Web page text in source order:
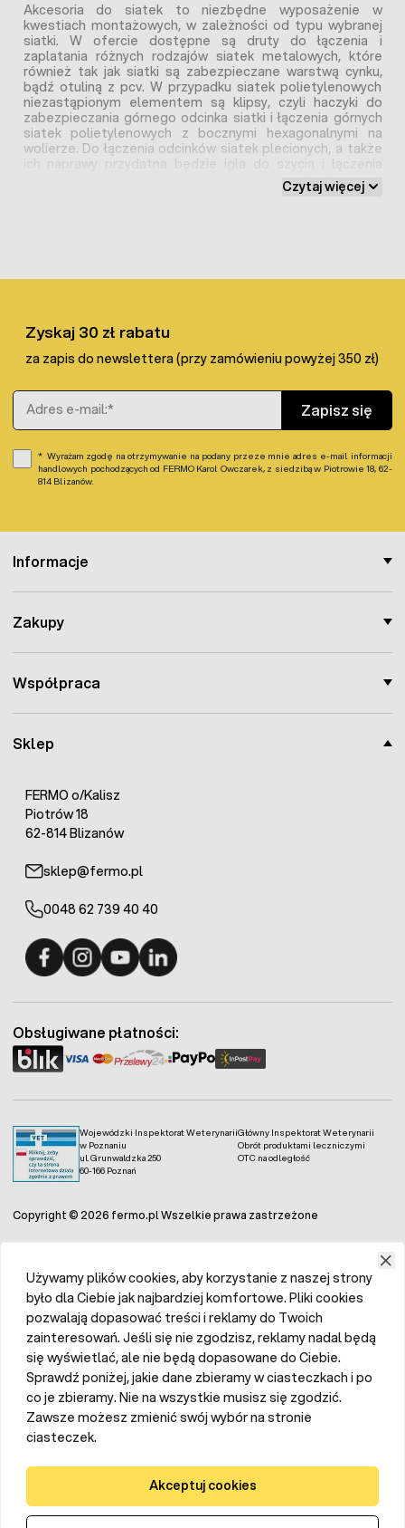
Akcesoria do siatek to niezbędne wyposażenie w
kwestiach montażowych, w zależności od typu wybranej
siatki. W ofercie dostępne są druty do łączenia i
zaplatania różnych rodzajów siatek metalowych, które
również tak jak siatki są zabezpieczane warstwą cynku,
bądź otuliną z pcv. W przypadku siatek polietylenowych
niezastąpionym elementem są klipsy, czyli haczyki do
zabezpieczania górnego odcinka siatki i łączenia górnych
siatek polietylenowych z bocznymi hexagonalnymi na
wolierze. Do łączenia odcinków siatek plecionych, a także
ich naprawy przydatna będzie igła do szycia i łączenia
siatek, a do mocowania siatek niezastąpione są
Czytaj więcej
Sklep
FERMO o/Kalisz
Piotrów 18
62-814 Blizanów
sklep@fermo.pl
0048 62 739 40 40
Informacje
Zakupy
Współpraca
Zyskaj 30 zł rabatu
za zapis do newslettera (przy zamówieniu powyżej 350 zł)
Adres e-mail
Zapisz się
Wyrażam zgodę na otrzymywanie na podany przeze mnie adres e-mail informacji
handlowych pochodzących od FERMO Karol Owczarek, z siedzibą w Piotrowie 18, 62-
814 Blizanów.
Wojewódzki Inspektorat Weterynarii
w Poznaniu
ul. Grunwaldzka 250
60-166 Poznań
Główny Inspektorat Weterynarii
Obrót produktami leczniczymi
OTC na odległość
Obsługiwane płatności:
Copyright © 2026 fermo.pl Wszelkie prawa zastrzeżone
Używamy plików cookies, aby korzystanie z naszej strony
było dla Ciebie jak najbardziej komfortowe. Pliki cookies
pozwalają dopasować treści i reklamy do Twoich
zainteresowań. Jeśli się nie zgodzisz, reklamy nadal będą
się wyświetlać, ale nie będą dopasowane do Ciebie.
Sprawdź poniżej, jakie dane zbieramy w ciasteczkach i po
co je zbieramy. Nie na wszystkie musisz się zgodzić.
Zawsze możesz zmienić swój wybór na stronie
ciasteczek.
Akceptuj cookies